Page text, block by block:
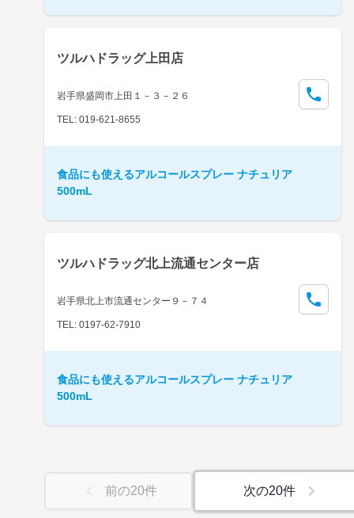
ツルハドラッグ上田店
岩手県盛岡市上田１－３－２６
TEL: 019-621-8655
食品にも使えるアルコールスプレー ナチュリア
500mL
ツルハドラッグ北上流通センター店
岩手県北上市流通センター９－７４
TEL: 0197-62-7910
食品にも使えるアルコールスプレー ナチュリア
500mL
前の20件 次の20件